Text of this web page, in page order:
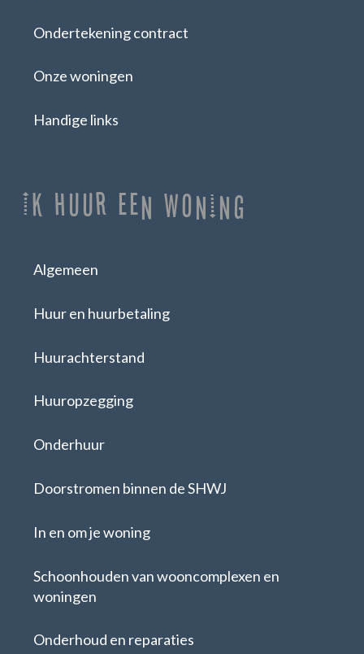
Ondertekening contract
Onze woningen
Handige links
Ik huur een woning
Algemeen
Huur en huurbetaling
Huurachterstand
Huuropzegging
Onderhuur
Doorstromen binnen de SHWJ
In en om je woning
Schoonhouden van wooncomplexen en
woningen
Onderhoud en reparaties